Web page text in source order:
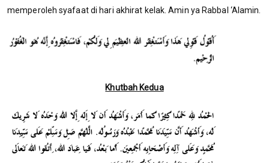
memperoleh syafaat di hari akhirat kelak. Amin ya Rabbal ‘Alamin.
Khutbah Kedua